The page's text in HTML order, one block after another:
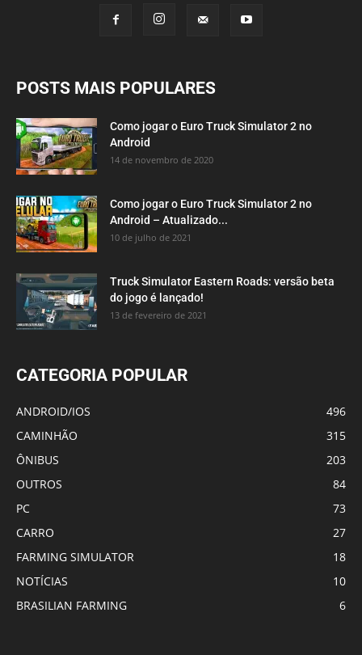
POSTS MAIS POPULARES
Como jogar o Euro Truck Simulator 2 no
Android
14 de novembro de 2020
Como jogar o Euro Truck Simulator 2 no
Android – Atualizado...
10 de julho de 2021
Truck Simulator Eastern Roads: versão beta
do jogo é lançado!
13 de fevereiro de 2021
CATEGORIA POPULAR
ANDROID/IOS
496
CAMINHÃO
315
ÔNIBUS
203
OUTROS
84
PC
73
CARRO
27
FARMING SIMULATOR
18
NOTÍCIAS
10
BRASILIAN FARMING
6